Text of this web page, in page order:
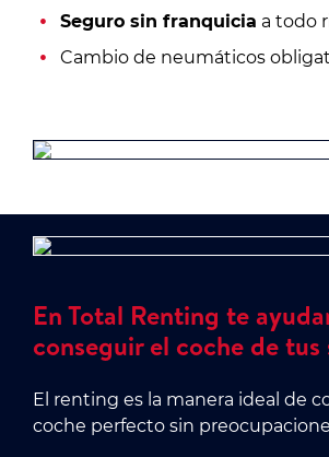
Seguro sin franquicia a todo
Cambio de neumáticos
En Total Renting te
conseguir el coche de tus
El renting es la manera ideal de
coche perfecto sin